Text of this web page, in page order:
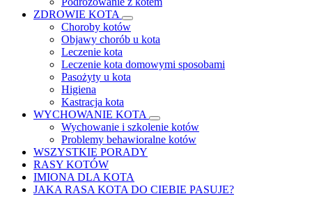
ZDROWIE KOTA
Choroby kotów
Objawy chorób u kota
Leczenie kota
Leczenie kota domowymi sposobami
Pasożyty u kota
Higiena
Kastracja kota
WYCHOWANIE KOTA
Wychowanie i szkolenie kotów
Problemy behawioralne kotów
WSZYSTKIE PORADY
RASY KOTÓW
IMIONA DLA KOTA
JAKA RASA KOTA DO CIEBIE PASUJE?